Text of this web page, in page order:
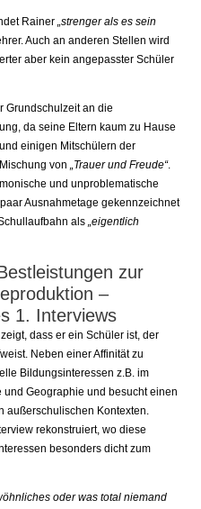
Rainer„strenger als es sein
Auch an anderen Stellen wird
aber kein angepasster Schüler
Grundschulzeit an die
da seine Eltern kaum zu Hause
einigen Mitschülern der
von„Trauer und Freude“.
und unproblematische
Ausnahmetage gekennzeichnet
als„eigentlich
zur
–
1. Interviews
dass er ein Schüler ist, der
Neben einer Affinität zu
Bildungsinteressen z.B. im
und Geographie und besucht einen
außerschulischen Kontexten.
rekonstruiert, wo diese
besonders dicht zum
oder was total niemand